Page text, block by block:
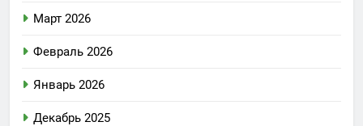
Март 2026
Февраль 2026
Январь 2026
Декабрь 2025